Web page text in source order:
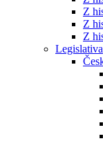
Z
Z
Z
Legislativa